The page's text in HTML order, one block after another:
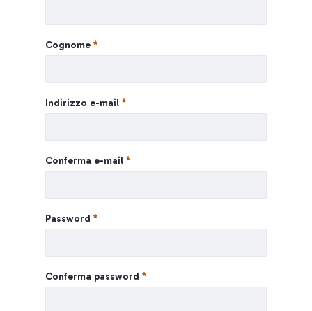
Cognome
Indirizzo e-mail
Conferma e-mail
Password
Conferma password